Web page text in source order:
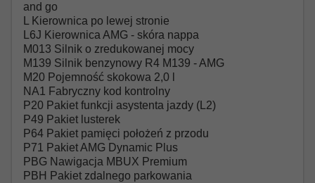
and go
L Kierownica po lewej stronie
L6J Kierownica AMG - skóra nappa
M013 Silnik o zredukowanej mocy
M139 Silnik benzynowy R4 M139 - AMG
M20 Pojemność skokowa 2,0 l
NA1 Fabryczny kod kontrolny
P20 Pakiet funkcji asystenta jazdy (L2)
P49 Pakiet lusterek
P64 Pakiet pamięci położeń z przodu
P71 Pakiet AMG Dynamic Plus
PBG Nawigacja MBUX Premium
PBH Pakiet zdalnego parkowania